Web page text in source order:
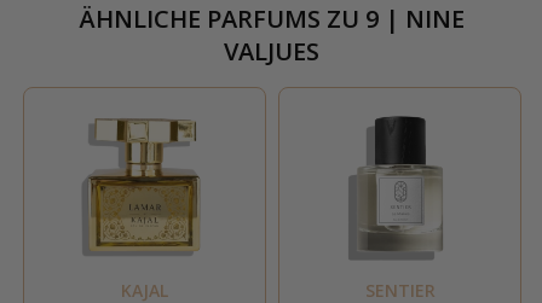
ÄHNLICHE PARFUMS ZU 9 | NINE
VALJUES
KAJAL SENTIER